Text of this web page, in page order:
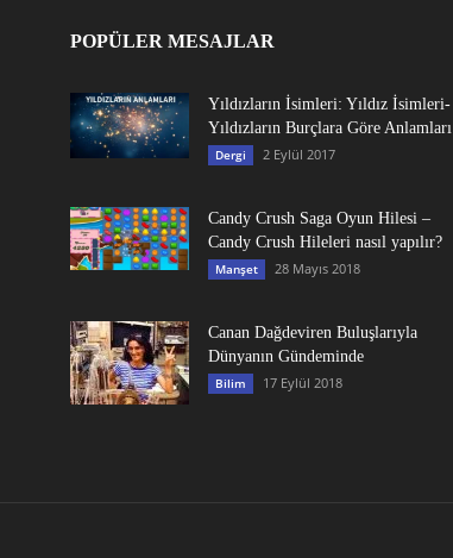
POPÜLER MESAJLAR
Yıldızların İsimleri: Yıldız İsimleri-
Yıldızların Burçlara Göre Anlamları
Dergi 2 Eylül 2017
Candy Crush Saga Oyun Hilesi –
Candy Crush Hileleri nasıl yapılır?
Manşet 28 Mayıs 2018
Canan Dağdeviren Buluşlarıyla
Dünyanın Gündeminde
Bilim 17 Eylül 2018